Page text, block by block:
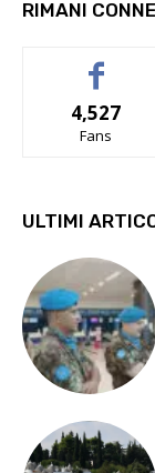
RIMANI
4,527
Fans
ULTIMI